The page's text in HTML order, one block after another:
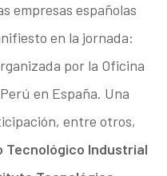
empresas españolas
en la jornada:
por la Oficina
en España. Una
entre otros,
Tecnológico Industrial